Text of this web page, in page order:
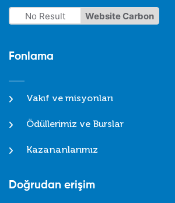
No Result Website Carbon
Fonlama
Vakıf ve misyonları
Ödüllerimiz ve Burslar
Kazananlarımız
Doğrudan erişim